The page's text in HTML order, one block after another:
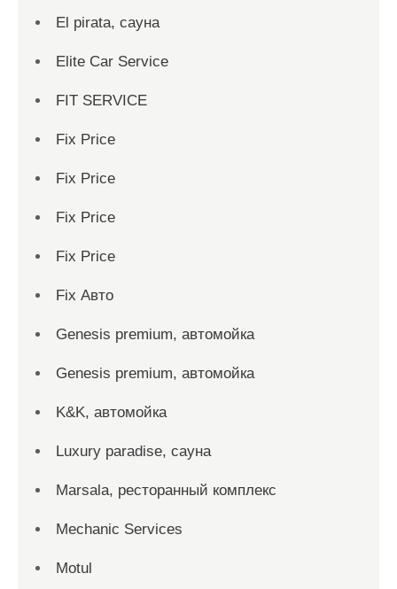
El pirata, сауна
Elite Car Service
FIT SERVICE
Fix Price
Fix Price
Fix Price
Fix Price
Fix Авто
Genesis premium, автомойка
Genesis premium, автомойка
K&K, автомойка
Luxury paradise, сауна
Marsala, ресторанный комплекс
Mechanic Services
Motul